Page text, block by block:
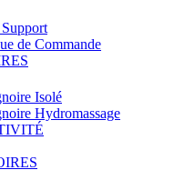
de Commande
Isolé
Hydromassage